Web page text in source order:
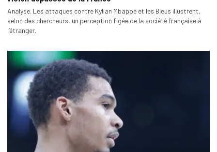
Analyse. Les attaques contre Kylian Mbappé et les Bleus illustrent,
selon des chercheurs, un perception figée de la société française à
l’étranger.